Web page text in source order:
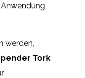
werden,
Tork